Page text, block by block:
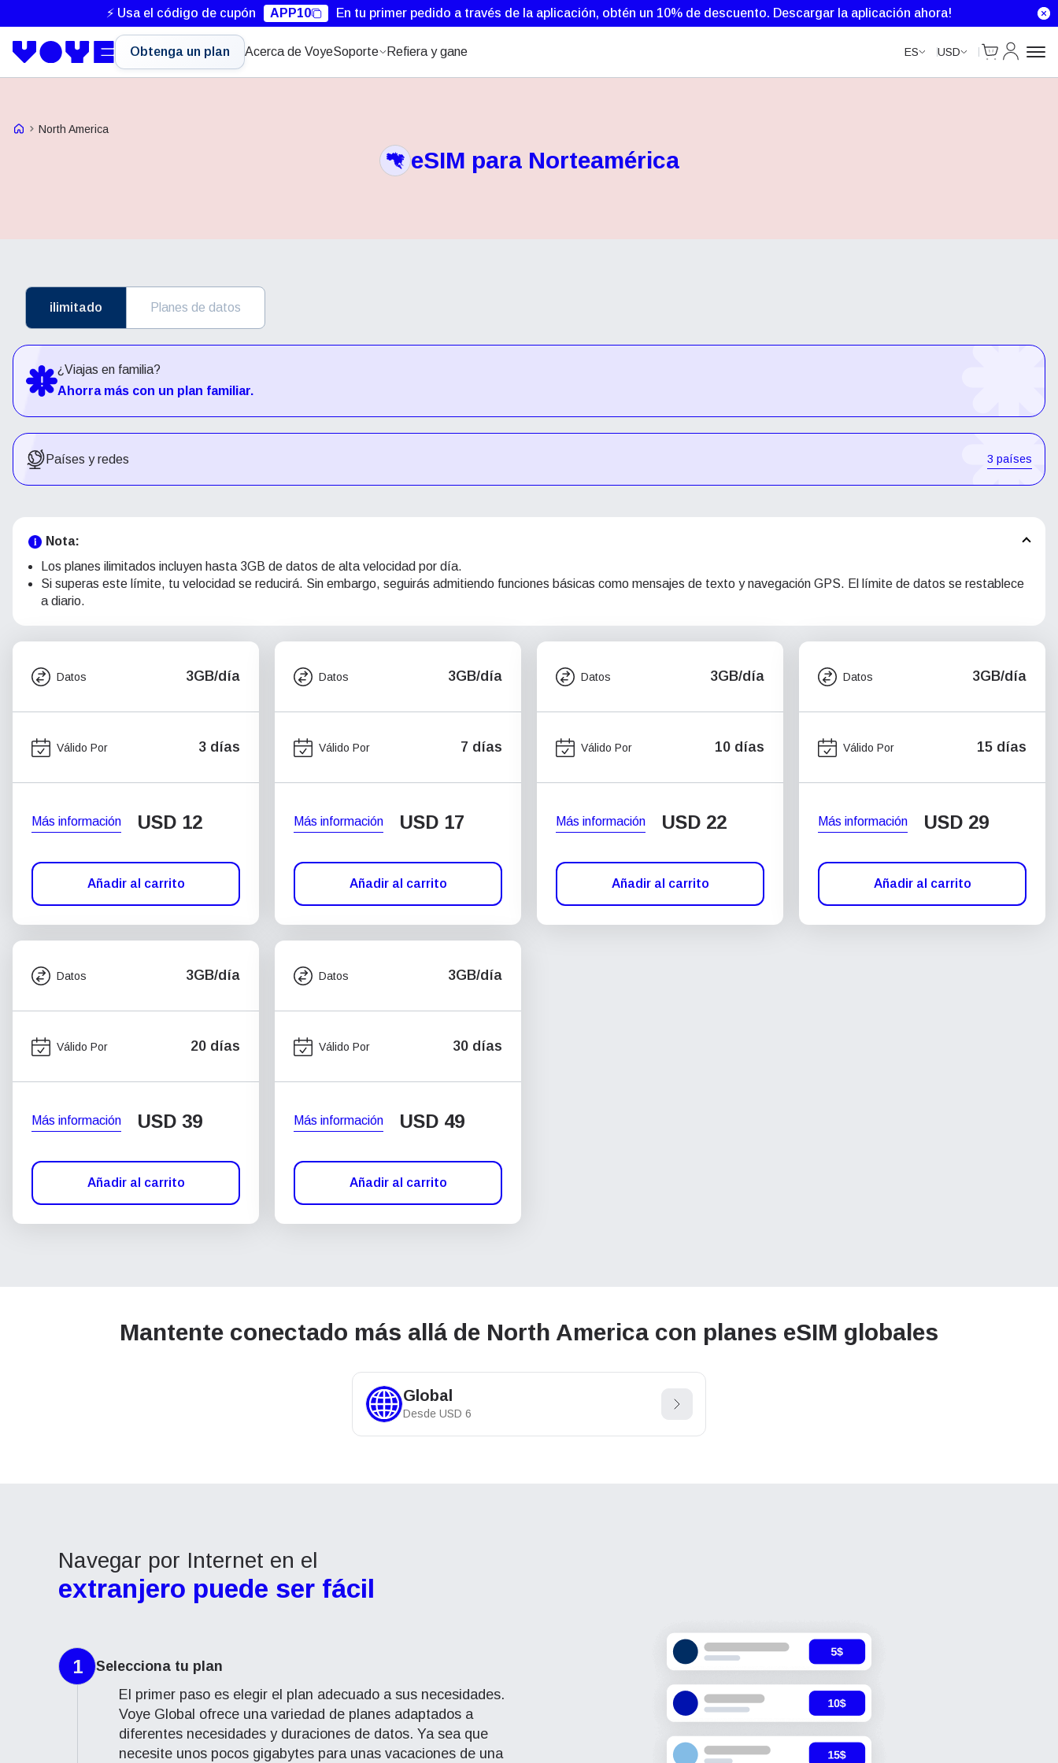
⚡ Usa el código de cupón APP10 En tu primer pedido a través de la aplicación, obtén un 10% de descuento. Descargar la aplicación ahora!
Obtenga un plan Acerca de VoyeSoporte Refiera y gane ES USD
Cart
Mi Cuenta
Voye Homepage
North America
eSIM para Norteamérica
ilimitado Planes de datos
¿Viajas en familia?
Ahorra más con un plan familiar.
Países y redes 3 países
Nota:
Los planes ilimitados incluyen hasta 3GB de datos de alta velocidad por día.
Si superas este límite, tu velocidad se reducirá. Sin embargo, seguirás admitiendo funciones básicas como mensajes de texto y navegación GPS. El límite de datos se restablece
a diario.
Datos 3GB/día
Válido Por 3 días
Más información USD 12
Añadir al carrito
Datos 3GB/día
Válido Por 7 días
Más información USD 17
Añadir al carrito
Datos 3GB/día
Válido Por 10 días
Más información USD 22
Añadir al carrito
Datos 3GB/día
Válido Por 15 días
Más información USD 29
Añadir al carrito
Datos 3GB/día
Válido Por 20 días
Más información USD 39
Añadir al carrito
Datos 3GB/día
Válido Por 30 días
Más información USD 49
Añadir al carrito
Mantente conectado más allá de North America con planes eSIM globales
Global
Desde USD 6
Navegar por Internet en el
extranjero puede ser fácil
1
Selecciona tu plan
El primer paso es elegir el plan adecuado a sus necesidades.
Voye Global ofrece una variedad de planes adaptados a
diferentes necesidades y duraciones de datos. Ya sea que
necesite unos pocos gigabytes para unas vacaciones de una